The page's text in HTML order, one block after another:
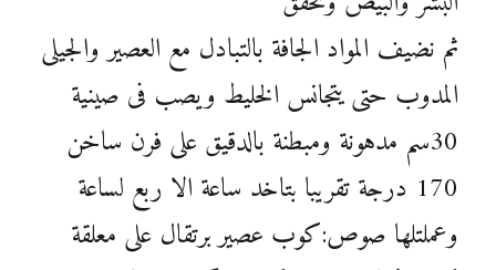
ثم نضيف المواد الجافة بالتبادل مع العصير والجيلى
المدوب حتى يتجانس الخليط ويصب فى صينية
30سم مدهونة ومبطنة بالدقيق على فرن ساخن
170 درجة تقريبا بتاخد ساعة الا ربع لساعة
وعملتلها صوص:كوب عصير برتقال على معلقة